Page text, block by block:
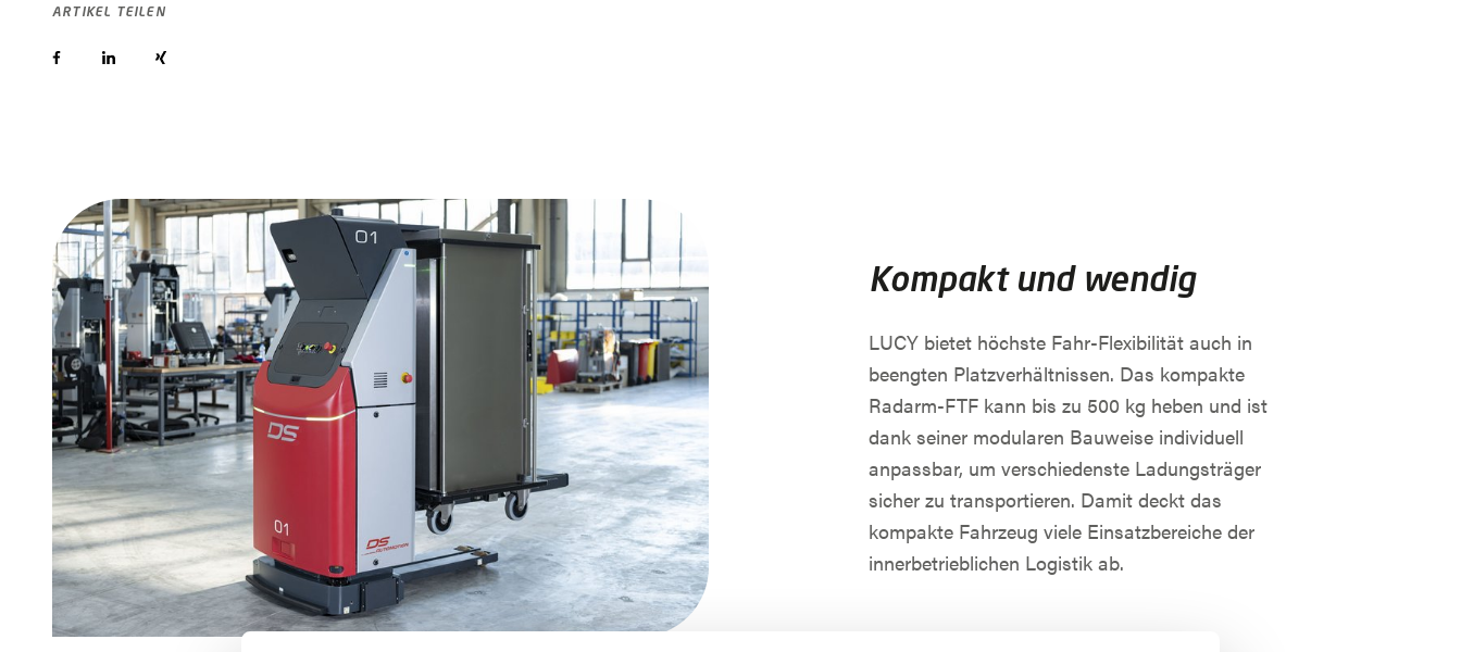
ARTIKEL TEILEN
Kompakt und wendig
LUCY bietet höchste Fahr-Flexibilität auch in
beengten Platzverhältnissen. Das kompakte
Radarm-FTF kann bis zu 500 kg heben und ist
dank seiner modularen Bauweise individuell
anpassbar, um verschiedenste Ladungsträger
sicher zu transportieren. Damit deckt das
kompakte Fahrzeug viele Einsatzbereiche der
innerbetrieblichen Logistik ab.